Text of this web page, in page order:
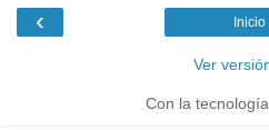
‹ Inicio
Ver
Con la